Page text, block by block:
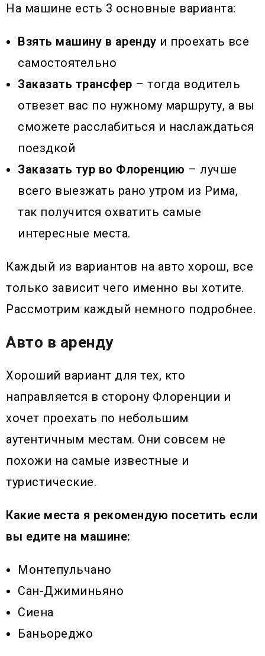
На машине есть 3 основные варианта:
Взять машину в аренду и проехать все
самостоятельно
Заказать трансфер – тогда водитель
отвезет вас по нужному маршруту, а вы
сможете расслабиться и наслаждаться
поездкой
Заказать тур во Флоренцию – лучше
всего выезжать рано утром из Рима,
так получится охватить самые
интересные места.
Каждый из вариантов на авто хорош, все
только зависит чего именно вы хотите.
Рассмотрим каждый немного подробнее.
Авто в аренду
Хороший вариант для тех, кто
направляется в сторону Флоренции и
хочет проехать по небольшим
аутентичным местам. Они совсем не
похожи на самые известные и
туристические.
Какие места я рекомендую посетить если
вы едите на машине:
Монтепульчано
Сан-Джиминьяно
Сиена
Баньореджо